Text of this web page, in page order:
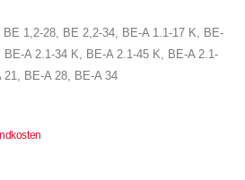
1,2-28, BE 2,2-34, BE-A 1.1-17 K, BE-
A 2.1-34 K, BE-A 2.1-45 K, BE-A 2.1-
BE-A 28, BE-A 34